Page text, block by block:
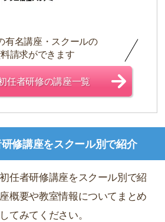
有名講座・スクールの
請求ができます
任者研修の講座一覧
研修講座をスクール別で紹介
任者研修講座をスクール別で紹
概要や教室情報についてまとめ
てみてください。